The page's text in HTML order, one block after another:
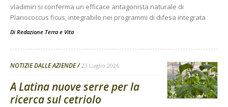
vladimiri si conferma un efficace antagonista naturale di
Planococcus ficus, integrabile nei programmi di difesa integrata
Di Redazione Terra e Vita -
NOTIZIE DALLE AZIENDE 23 Luglio 2026
A Latina nuove serre per la
ricerca sul cetriolo